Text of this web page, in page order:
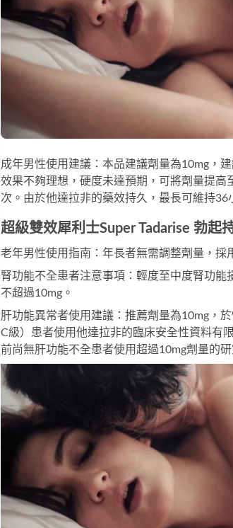
成年男性使用建議：本品建議劑量為10mg，
效果不夠理想，硬度未達預期，可將劑量提
次。由於他達拉非的藥效持久，最長可維持36
超級雙效犀利士Super Tadarise 勃
老年男性使用指南：年長者無需調整劑量，採
腎功能不全患者注意事項：輕度至中度腎功
不超過10mg。
肝功能異常者使用建議：推薦劑量為10mg，
C級）患者使用他達拉非的臨床安全性資料有
前尚無肝功能不全患者使用超過10mg劑量的研